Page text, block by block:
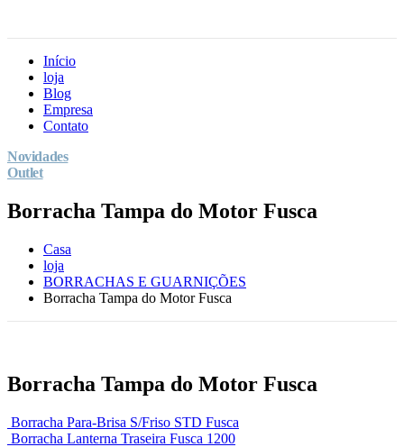
Início
loja
Blog
Empresa
Contato
Novidades
Outlet
Borracha Tampa do Motor Fusca
Casa
loja
BORRACHAS E GUARNIÇÕES
Borracha Tampa do Motor Fusca
Borracha Tampa do Motor Fusca
Borracha Para-Brisa S/Friso STD Fusca
Borracha Lanterna Traseira Fusca 1200